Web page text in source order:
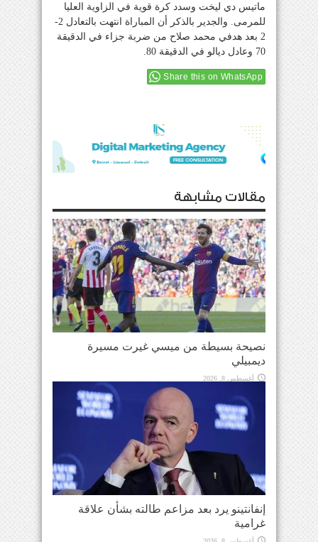
ماتيس دي ليخت وسدد كرة قوية في الزاوية العليا
للمرمى. والجدير بالذكر أن المباراة انتهت بالتعادل 2-
2 بعد هدفي محمد صلاح من ضربة جزاء في الدقيقة
70 وعادل ديالو في الدقيقة 80.
Share this on WhatsApp
مقالات مشابهة
نصيحة بسيطة من ميسي غيرت مسيرة
ديمبيلي
أغسطس 8, 2026
إنفانتينو يرد بعد مزاعم طالته بشأن علاقة
غرامية